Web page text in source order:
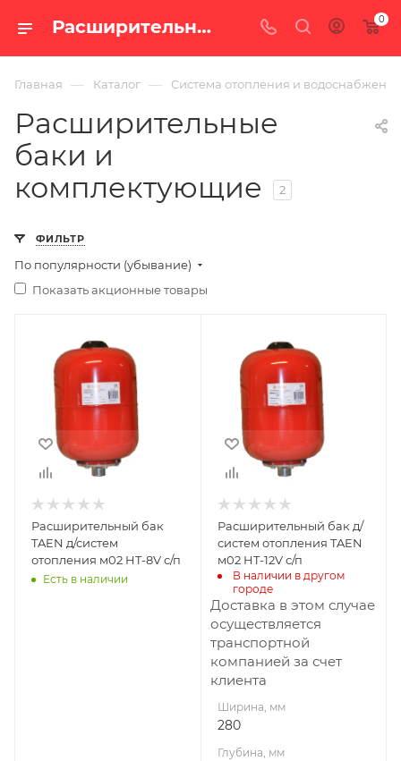
Расширительные баки и комплектующие — купить в Екатеринбурге, каталог с ценами интернет-магазина «100 печей.ру» 0
Главная — Каталог — Система отопления и водоснабжения
Расширительные
баки и
комплектующие
2
ФИЛЬТР
По популярности (убывание)
Показать акционные товары
Расширительный бак
TAEN д/систем
отопления м02 HT-8V с/п
Есть в наличии
Ширина, мм
Глубина, мм
Высота, мм
360
Расширительный бак д/
систем отопления TAEN
м02 HT-12V с/п
В наличии в другом
городе
Доставка в этом случае
осуществляется
транспортной
компанией за счет
клиента
Ширина, мм
280
Глубина, мм